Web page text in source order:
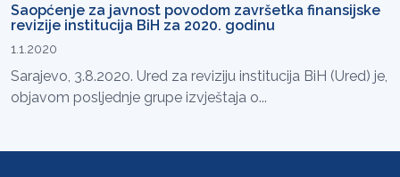
Saopćenje za javnost povodom završetka finansijske
revizije institucija BiH za 2020. godinu
1.1.2020
Sarajevo, 3.8.2020. Ured za reviziju institucija BiH (Ured) je,
objavom posljednje grupe izvještaja o...